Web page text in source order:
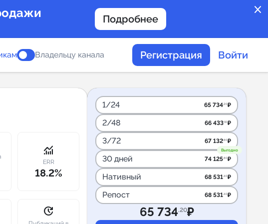
close
Подробнее
читаемости каналов в
Владельцу канала Регистрация Войти
monitoring
ERR
18.2%
update
1/24 65 734.20₽
2/48 66 433.50₽
3/72 67 132.80₽
Выгодно
30 дней 74 125.80₽
Нативный 68 531.40₽
Репост 68 531.40₽
65 734.20₽